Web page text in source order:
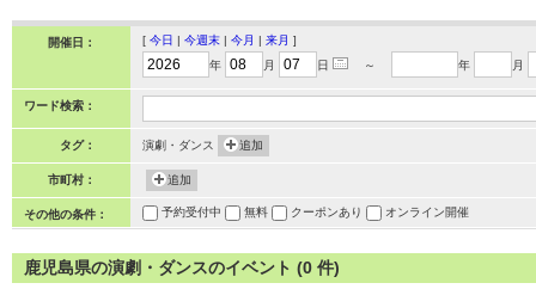
開催日： [ 今日 | 今週末 | 今月 | 来月 ]
年
月 日 ～ 年 月
ワード検索：
タグ： 演劇・ダンス 追加
市町村： 追加
その他の条件： 予約受付中 無料 クーポンあり オンライン開催
鹿児島県の演劇・ダンスのイベント (0 件)